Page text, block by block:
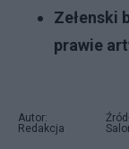
Zełenski
prawie
Autor:
Redakcja